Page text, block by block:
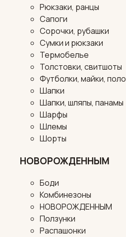
Рюкзаки, ранцы
Сапоги
Сорочки, рубашки
Сумки и рюкзаки
Термобелье
Толстовки, свитшоты
Футболки, майки, поло
Шапки
Шапки, шляпы, панамы
Шарфы
Шлемы
Шорты
НОВОРОЖДЕННЫМ
Боди
Комбинезоны
НОВОРОЖДЕННЫМ
Ползунки
Распашонки